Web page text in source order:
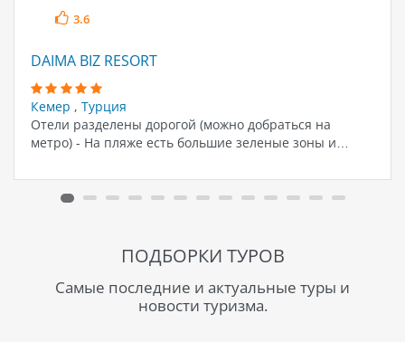
3.6
DAIMA BIZ RESORT
Кемер , Турция
Отели разделены дорогой (можно добраться на
метро) - На пляже есть большие зеленые зоны и…
ПОДБОРКИ ТУРОВ
Самые последние и актуальные туры и
новости туризма.